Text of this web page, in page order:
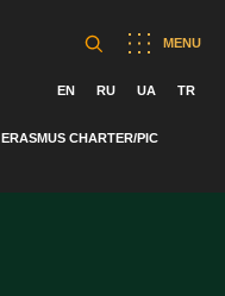
MENU
EN RU UA TR
ERASMUS CHARTER/PIC